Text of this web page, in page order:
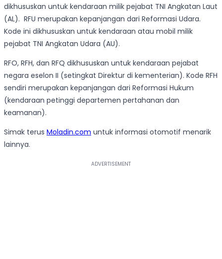
dikhususkan untuk kendaraan milik pejabat TNI Angkatan Laut
(AL). RFU merupakan kepanjangan dari Reformasi Udara.
Kode ini dikhususkan untuk kendaraan atau mobil milik
pejabat TNI Angkatan Udara (AU).
RFO, RFH, dan RFQ dikhususkan untuk kendaraan pejabat
negara eselon II (setingkat Direktur di kementerian). Kode RFH
sendiri merupakan kepanjangan dari Reformasi Hukum
(kendaraan petinggi departemen pertahanan dan
keamanan).
Simak terus Moladin.com untuk informasi otomotif menarik
lainnya.